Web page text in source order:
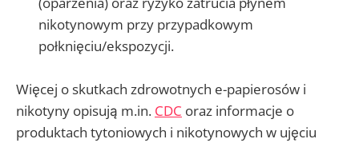
nikotynowym przy przypadkowym
połknięciu/ekspozycji.
Więcej o skutkach zdrowotnych e-papierosów i
nikotyny opisują m.in. CDC oraz informacje o
produktach tytoniowych i nikotynowych w ujęciu